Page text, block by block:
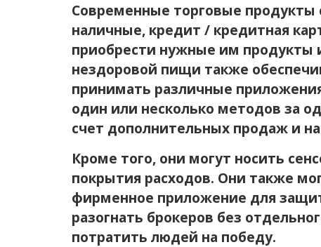
Современные торговые продукты
наличные, кредит / кредитная
приобрести нужные им продукты
нездоровой пищи также
принимать различные
один или несколько методов за
счет дополнительных продаж и
Кроме того, они могут носить
покрытия расходов. Они также
фирменное приложение для
разогнать брокеров без
потратить людей на победу.